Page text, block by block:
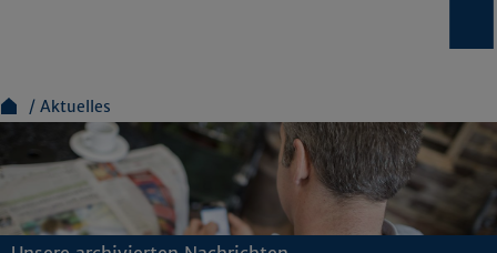
Aktuelles